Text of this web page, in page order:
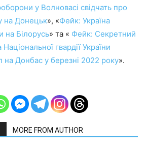
у Волновасі свідчать про
на Донецьк», «Фейк: Україна
на Білорусь» та « Фейк: Секретний
гвардії України
на Донбас у березні 2022 року».
MORE FROM AUTHOR